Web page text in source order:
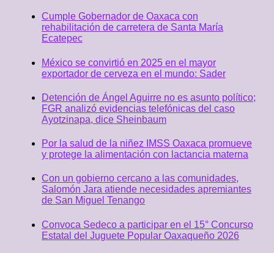
Cumple Gobernador de Oaxaca con
rehabilitación de carretera de Santa María
Ecatepec
México se convirtió en 2025 en el mayor
exportador de cerveza en el mundo: Sader
Detención de Ángel Aguirre no es asunto político;
FGR analizó evidencias telefónicas del caso
Ayotzinapa, dice Sheinbaum
Por la salud de la niñez IMSS Oaxaca promueve
y protege la alimentación con lactancia materna
Con un gobierno cercano a las comunidades,
Salomón Jara atiende necesidades apremiantes
de San Miguel Tenango
Convoca Sedeco a participar en el 15° Concurso
Estatal del Juguete Popular Oaxaqueño 2026